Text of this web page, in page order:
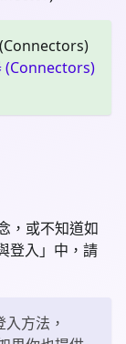
(Connectors)
，或不知道如
登入」中，請
方法，